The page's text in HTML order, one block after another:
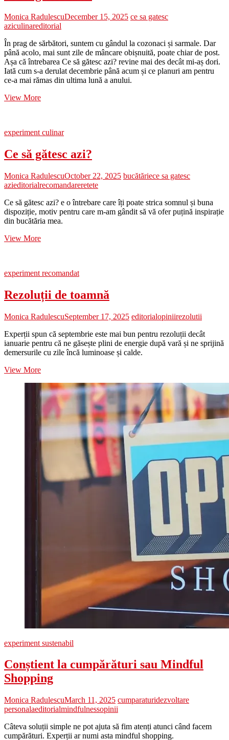
Monica RadulescuDecember 15, 2025 ce sa gatesc
aziculinareditorial
În prag de sărbători, suntem cu gândul la cozonaci și sarmale. Dar
până acolo, mai sunt zile de mâncare obișnuită, poate chiar de post.
Așa că întrebarea Ce să gătesc azi? revine mai des decât mi-aș dori.
Iată cum s-a derulat decembrie până acum și ce planuri am pentru
ce-a mai rămas din ultima lună a anului.
View MoreCe
experiment culinar
Ce să gătesc azi?
Monica RadulescuOctober 22, 2025 bucătăriece sa gatesc
azieditorialrecomandareretete
Ce să gătesc azi? e o întrebare care îți poate strica somnul și buna
dispoziție, motiv pentru care m-am gândit să vă ofer puțină inspirație
din bucătăria mea.
View MoreCe
experiment recomandat
Rezoluții de toamnă
Monica RadulescuSeptember 17, 2025 editorialopiniirezolutii
Experții spun că septembrie este mai bun pentru rezoluții decât
ianuarie pentru că ne găsește plini de energie după vară și ne sprijină
demersurile cu zile încă luminoase și calde.
View MoreRezoluții
toamnă
experiment sustenabil
Conștient la cumpărături sau Mindful
Shopping
Monica RadulescuMarch 11, 2025 cumparaturidezvoltare
personalaeditorialmindfulnessopinii
Câteva soluții simple ne pot ajuta să fim atenți atunci când facem
cumpărături. Experții ar numi asta mindful shopping.